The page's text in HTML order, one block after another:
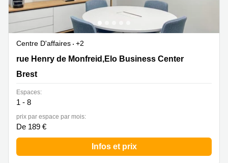
Centre D'affaires
+2
50 rue Henry de Monfreid,Elo Business Center, Brest
rue Henry de Monfreid,Elo Business Center
Brest
Espaces:
1 - 8
prix par espace par mois:
De 189 €
Infos et prix